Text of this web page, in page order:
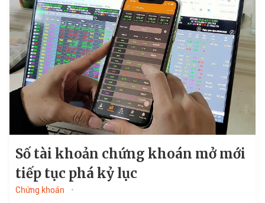
Số tài khoản chứng khoán mở mới
tiếp tục phá kỷ lục
Chứng khoán